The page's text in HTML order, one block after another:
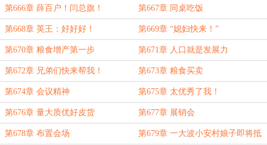
票！）
第666章 薛百户！闫总旗！ 第667章 同桌吃饭
第668章 英王：好好好！ 第669章 “媳妇快来！”
第670章 粮食增产第一步 第671章 人口就是发展力
第672章 兄弟们快来帮我！ 第673章 粮食买卖
第674章 会议精神 第675章 太优秀了我！
第676章 量大质优好皮货 第677章 展销会
第678章 布置会场 第679章 一大波小安村娘子即将抵